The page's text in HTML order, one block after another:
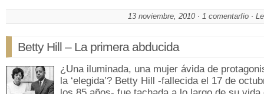
13 noviembre, 2010 1 comentarfio
Betty Hill – La primera abducida
¿Una iluminada, una mujer ávida de
la ‘elegida’? Betty Hill -fallecida el 17 de